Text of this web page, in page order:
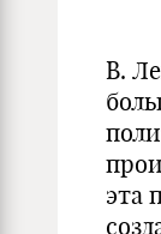
В.
эта